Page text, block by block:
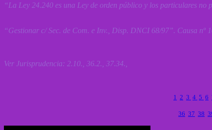
“La Ley 24.240 es una Ley de orden público y los particulares no
“Gestionar c/ Sec. de Com. e Inv., Disp. DNCI 68/97”. Causa
Ver Jurisprudencia: 2.10., 36.2., 37.34.,
1 2 3 4 5 6
36 37 38